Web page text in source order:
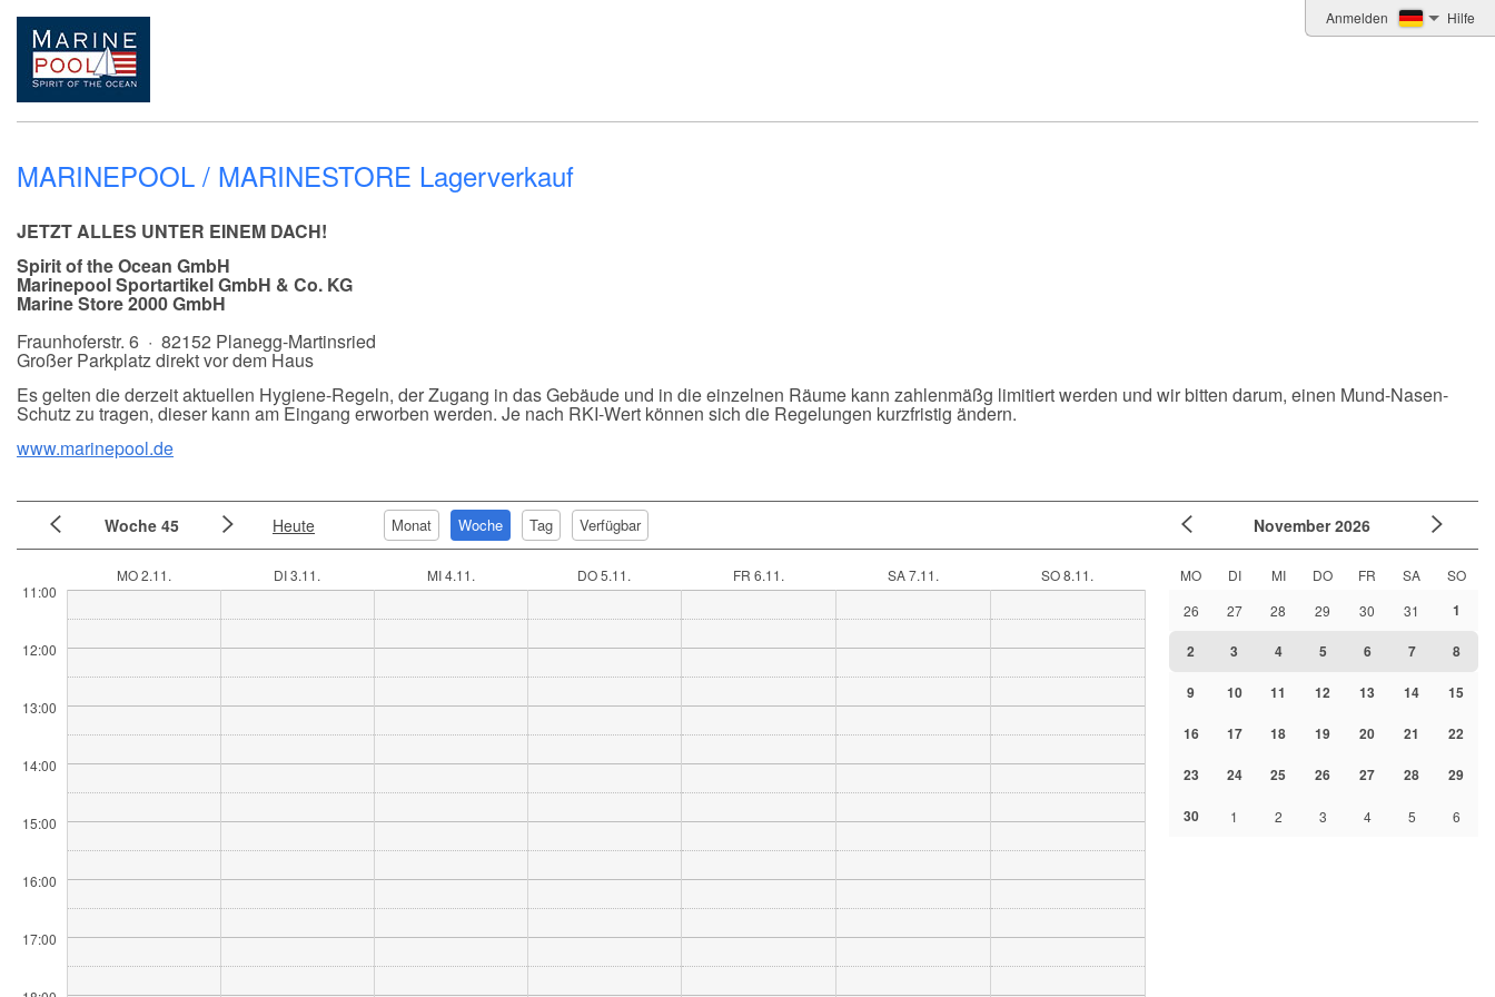
Anmelden Hilfe
MARINEPOOL / MARINESTORE Lagerverkauf
JETZT ALLES UNTER EINEM DACH!
Spirit of the Ocean GmbH
Marinepool Sportartikel GmbH & Co. KG
Marine Store 2000 GmbH
Fraunhoferstr. 6 · 82152 Planegg-Martinsried
Großer Parkplatz direkt vor dem Haus
Es gelten die derzeit aktuellen Hygiene-Regeln, der Zugang in das Gebäude und in die einzelnen Räume kann zahlenmäßg limitiert werden und wir bitten darum, einen Mund-Nasen-
Schutz zu tragen, dieser kann am Eingang erworben werden. Je nach RKI-Wert können sich die Regelungen kurzfristig ändern.
www.marinepool.de
November2026
MO DI MI DO FR SA
SO
26
27 28 29 30 31 1
2 3 4 5 6 7 8
9 10 11 12 13 14 15
16 17 18 19 20 21 22
23 24 25 26 27 28 29
30 1 2 3 4 5 6
Woche 45 Heute Monat Woche Tag Verfügbar
MO 2.11. DI 3.11. MI 4.11. DO 5.11. FR 6.11. SA 7.11.
SO 8.11.
11:00
12:00
13:00
14:00
15:00
16:00
17:00